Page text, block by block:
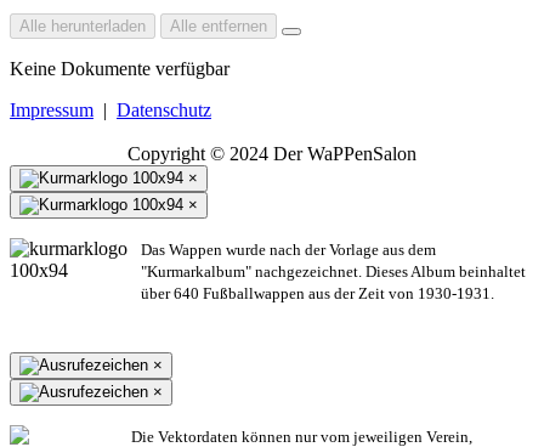
Alle herunterladen Alle entfernen
Keine Dokumente verfügbar
Impressum | Datenschutz
Copyright © 2024 Der WaPPenSalon
×
×
Das Wappen wurde nach der Vorlage aus dem
"Kurmarkalbum" nachgezeichnet. Dieses Album beinhaltet
über 640 Fußballwappen aus der Zeit von 1930-1931.
×
×
Die Vektordaten können nur vom jeweiligen Verein,